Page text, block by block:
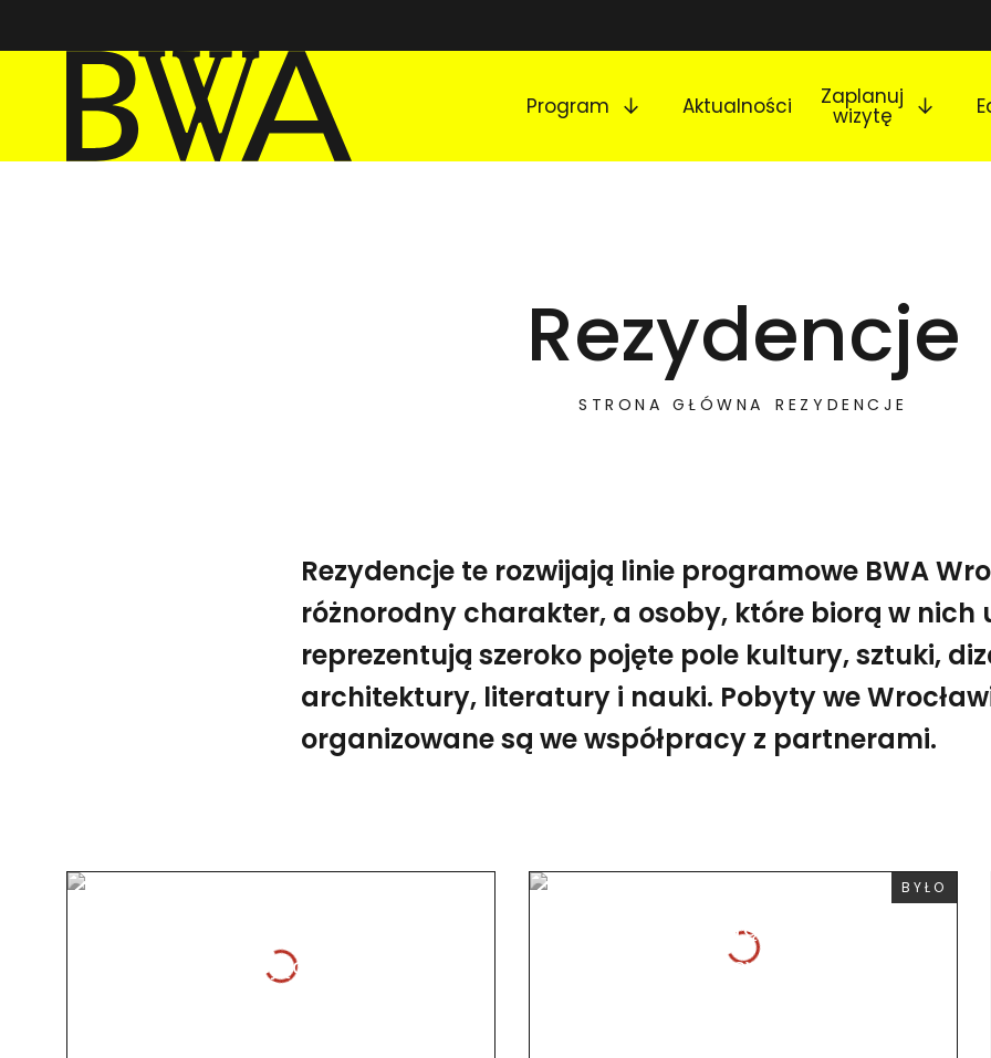
BWA Wrocław
Galerie Sztuki Współczesnej
Program Aktualności Zaplanuj
wizytę
Rezydencje
STRONA GŁÓWNA REZYDENCJE
Rezydencje te rozwijają linie programowe BWA
różnorodny charakter, a osoby, które biorą w nich
reprezentują szeroko pojęte pole kultury, sztuki,
architektury, literatury i nauki. Pobyty we
organizowane są we współpracy z partnerami.
BYŁO